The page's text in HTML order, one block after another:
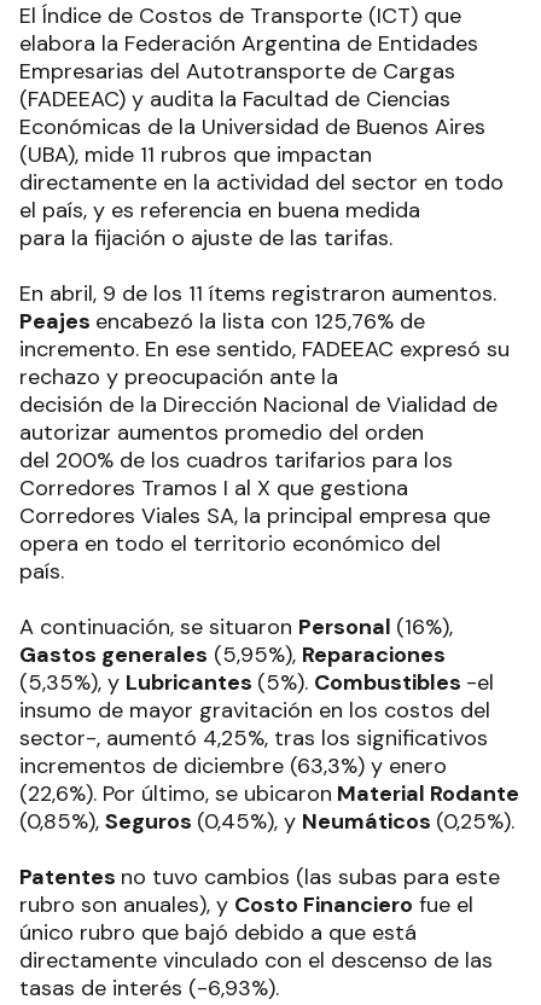
El Índice de Costos de Transporte (ICT) que
elabora la Federación Argentina de Entidades
Empresarias del Autotransporte de Cargas
(FADEEAC) y audita la Facultad de Ciencias
Económicas de la Universidad de Buenos Aires
(UBA), mide 11 rubros que impactan
directamente en la actividad del sector en todo
el país, y es referencia en buena medida
para la fijación o ajuste de las tarifas.
En abril, 9 de los 11 ítems registraron aumentos.
Peajes encabezó la lista con 125,76% de
incremento. En ese sentido, FADEEAC expresó su
rechazo y preocupación ante la
decisión de la Dirección Nacional de Vialidad de
autorizar aumentos promedio del orden
del 200% de los cuadros tarifarios para los
Corredores Tramos I al X que gestiona
Corredores Viales SA, la principal empresa que
opera en todo el territorio económico del
país.
A continuación, se situaron Personal (16%),
Gastos generales (5,95%), Reparaciones
(5,35%), y Lubricantes (5%). Combustibles -el
insumo de mayor gravitación en los costos del
sector-, aumentó 4,25%, tras los significativos
incrementos de diciembre (63,3%) y enero
(22,6%). Por último, se ubicaron Material Rodante
(0,85%), Seguros (0,45%), y Neumáticos (0,25%).
Patentes no tuvo cambios (las subas para este
rubro son anuales), y Costo Financiero fue el
único rubro que bajó debido a que está
directamente vinculado con el descenso de las
tasas de interés (-6,93%).